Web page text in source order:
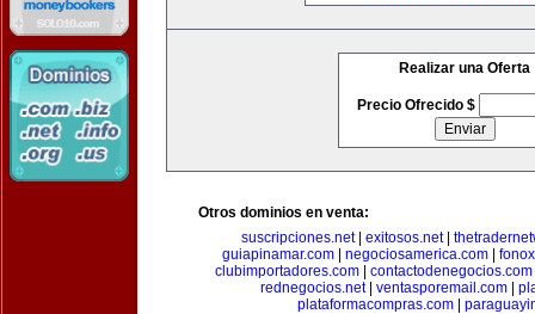
Realizar una Oferta
Precio Ofrecido $
Otros dominios en venta:
suscripciones.net| exitosos.net|
guiapinamar.com
negociosamerica.com
clubimportadores.com
contactodenegocios.com
rednegocios.net| ventasporemail.com
plataformacompras.com|